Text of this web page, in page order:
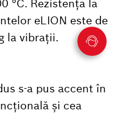
°C. Rezistența la
eLION este de
la vibrații.
s-a pus accent în
și cea